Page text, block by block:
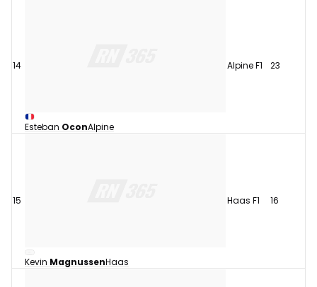
14
Esteban OconAlpine
Alpine F1 23
15
Kevin MagnussenHaas
Haas F1 16